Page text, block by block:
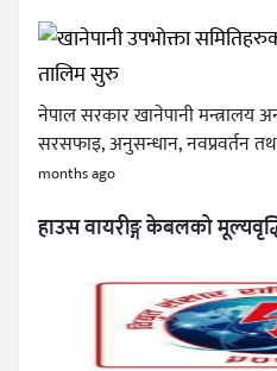
नेपाल सरकार खानेपानी मन्त्रालय
सरसफाइ, अनुसन्धान, नवप्रवर्तन
months ago
हाउस वायरीङ्ग केबलको